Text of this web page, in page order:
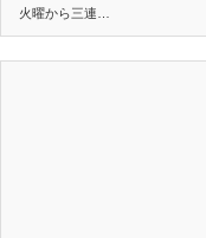
火曜から三連…